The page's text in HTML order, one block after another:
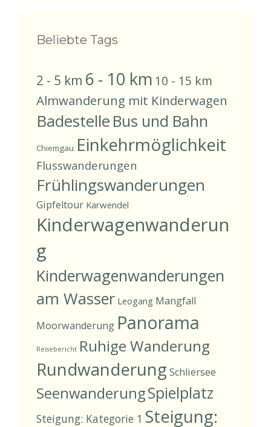
Beliebte Tags
2 - 5 km 6 - 10 km 10 - 15 km
Almwanderung mit Kinderwagen
Badestelle Bus und Bahn
Chiemgau Einkehrmöglichkeit
Flusswanderungen
Frühlingswanderungen
Gipfeltour Karwendel
Kinderwagenwanderun
g
Kinderwagenwanderungen
am Wasser Leogang Mangfall
Moorwanderung Panorama
Reisebericht Ruhige Wanderung
Rundwanderung Schliersee
SeenwanderungSpielplatz
Steigung: Kategorie 1 Steigung: